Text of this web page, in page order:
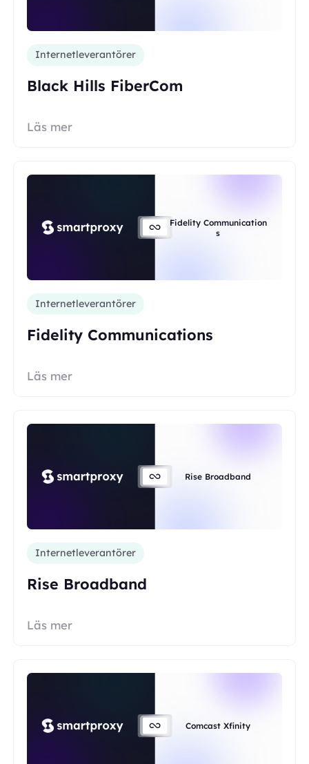
Internetleverantörer
Black Hills FiberCom
Läs mer
Fidelity Communication
s
Internetleverantörer
Fidelity Communications
Läs mer
Rise Broadband
Internetleverantörer
Rise Broadband
Läs mer
Comcast Xfinity